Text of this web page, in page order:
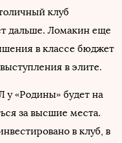
клуб
дальше. Ломакин еще
в классе бюджет
в элите.
у «Родины» будет на
за высшие места.
в клуб, в